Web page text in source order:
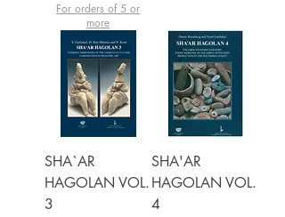
For orders of 5 or
more
SHA'AR
HAGOLAN VOL.
4
SHA`AR
HAGOLAN VOL.
3